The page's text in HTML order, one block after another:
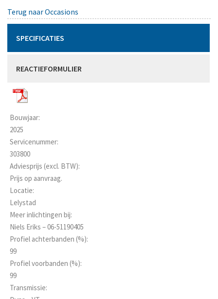
Terug naar Occasions
SPECIFICATIES
REACTIEFORMULIER
Bouwjaar:
2025
Servicenummer:
303800
Adviesprijs (excl. BTW):
Prijs op aanvraag.
Locatie:
Lelystad
Meer inlichtingen bij:
Niels Eriks – 06-51190405
Profiel achterbanden (%):
99
Profiel voorbanden (%):
99
Transmissie: